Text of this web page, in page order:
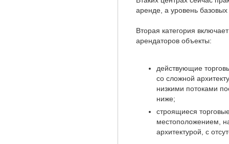
аренде, а уровень базовых
Вторая категория
арендаторов объекты:
действующие
со сложной
низкими потоками
ниже;
строящиеся
местоположением,
архитектурой, с